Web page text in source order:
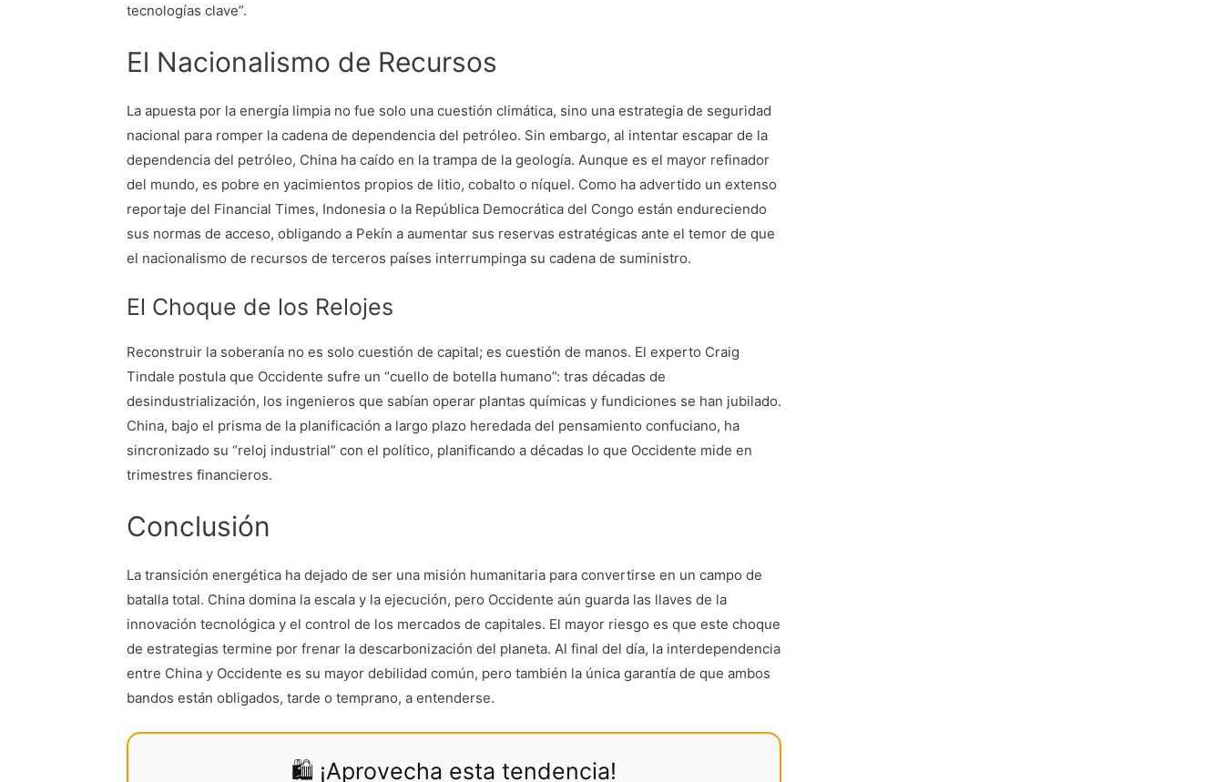
tecnologías clave”.
El Nacionalismo de Recursos
La apuesta por la energía limpia no fue solo una cuestión climática, sino una estrategia de seguridad
nacional para romper la cadena de dependencia del petróleo. Sin embargo, al intentar escapar de la
dependencia del petróleo, China ha caído en la trampa de la geología. Aunque es el mayor refinador
del mundo, es pobre en yacimientos propios de litio, cobalto o níquel. Como ha advertido un extenso
reportaje del Financial Times, Indonesia o la República Democrática del Congo están endureciendo
sus normas de acceso, obligando a Pekín a aumentar sus reservas estratégicas ante el temor de que
el nacionalismo de recursos de terceros países interrumpinga su cadena de suministro.
El Choque de los Relojes
Reconstruir la soberanía no es solo cuestión de capital; es cuestión de manos. El experto Craig
Tindale postula que Occidente sufre un “cuello de botella humano”: tras décadas de
desindustrialización, los ingenieros que sabían operar plantas químicas y fundiciones se han jubilado.
China, bajo el prisma de la planificación a largo plazo heredada del pensamiento confuciano, ha
sincronizado su “reloj industrial” con el político, planificando a décadas lo que Occidente mide en
trimestres financieros.
Conclusión
La transición energética ha dejado de ser una misión humanitaria para convertirse en un campo de
batalla total. China domina la escala y la ejecución, pero Occidente aún guarda las llaves de la
innovación tecnológica y el control de los mercados de capitales. El mayor riesgo es que este choque
de estrategias termine por frenar la descarbonización del planeta. Al final del día, la interdependencia
entre China y Occidente es su mayor debilidad común, pero también la única garantía de que ambos
bandos están obligados, tarde o temprano, a entenderse.
🛍️ ¡Aprovecha esta tendencia!